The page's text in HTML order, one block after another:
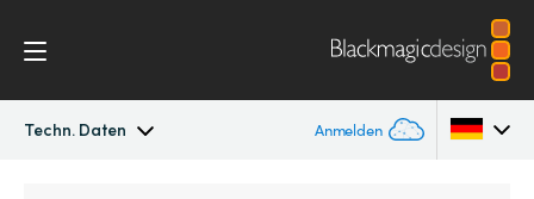
Techn. Daten Anmelden